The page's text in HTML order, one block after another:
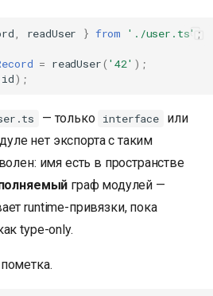
readUser } from './user.ts' ;
= readUser( '42' );
id);
— только interface
или
нет экспорта с таким
имя есть в пространстве
граф модулей —
runtime-привязки, пока
type-only.